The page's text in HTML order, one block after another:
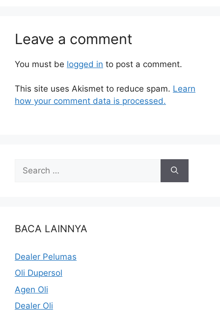
Leave a comment
You must be logged in to post a comment.
This site uses Akismet to reduce spam. Learn
how your comment data is processed.
BACA LAINNYA
Dealer Pelumas
Oli Dupersol
Agen Oli
Dealer Oli